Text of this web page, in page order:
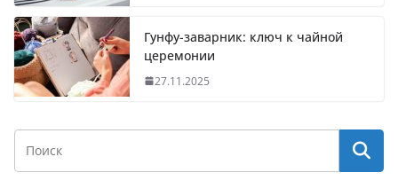
Гунфу-заварник: ключ к чайной
церемонии
27.11.2025